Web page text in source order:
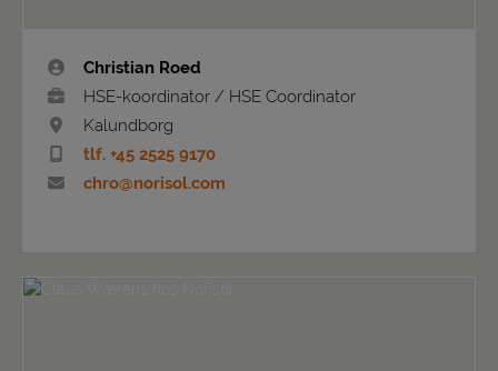
Christian Roed
HSE-koordinator / HSE Coordinator
Kalundborg
tlf. +45 2525 9170
chro@norisol.com